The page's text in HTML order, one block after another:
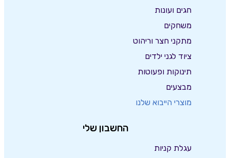
חגים ועונות
משחקים
מתקני חצר וריהוט
ציוד לגני ילדים
תינוקות ופעוטות
מבצעים
מוצרי הייבוא שלנו
החשבון שלי
עגלת קניות